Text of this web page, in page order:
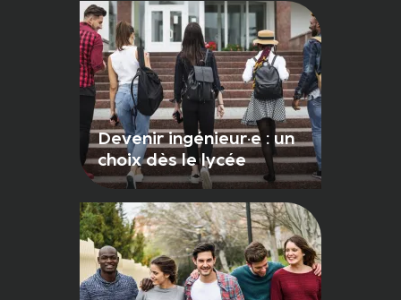
Devenir ingénieur·e : un
choix dès le lycée